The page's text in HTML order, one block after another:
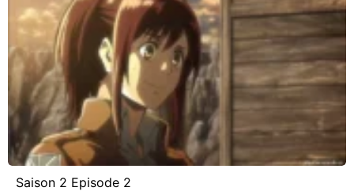
Saison 2 Episode 2